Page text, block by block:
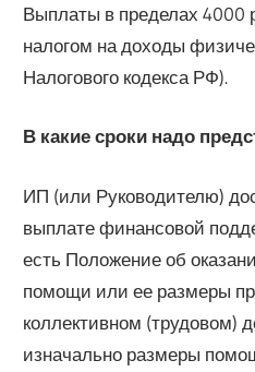
Выплаты в пределах 4000
налогом на доходы
Налогового кодекса РФ).
В какие сроки надо
ИП (или Руководителю)
выплате финансовой
есть Положение об
помощи или ее размеры
коллективном (трудовом)
изначально размеры